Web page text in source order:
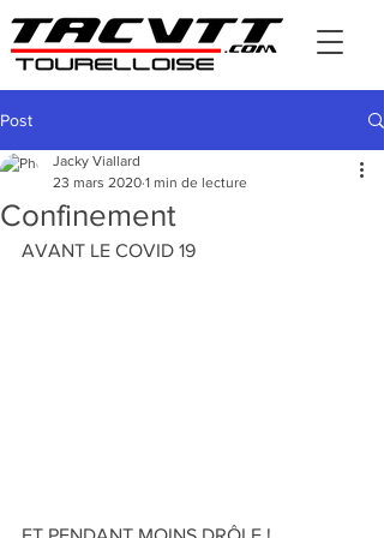
Post
Confinement
Jacky Viallard
23 mars 2020 1 min de lecture
AVANT LE COVID 19